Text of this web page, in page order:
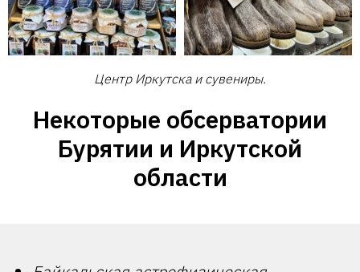
Центр Иркутска и сувениры.
Некоторые обсерватории
Бурятии и Иркутской
области